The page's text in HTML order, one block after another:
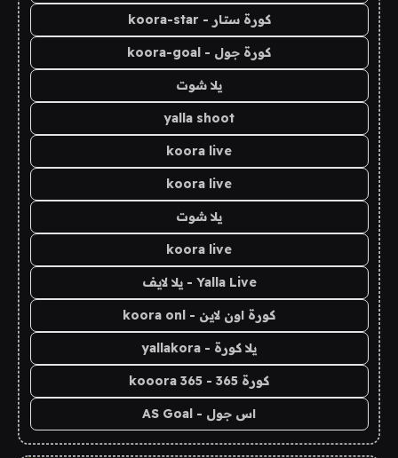
كورة ستار - koora-star
كورة جول - koora-goal
يلا شوت
yalla shoot
koora live
koora live
يلا شوت
koora live
Yalla Live - يلا لايف
كورة اون لاين - koora onl
يلا كورة - yallakora
كورة 365 - kooora 365
اس جول - AS Goal